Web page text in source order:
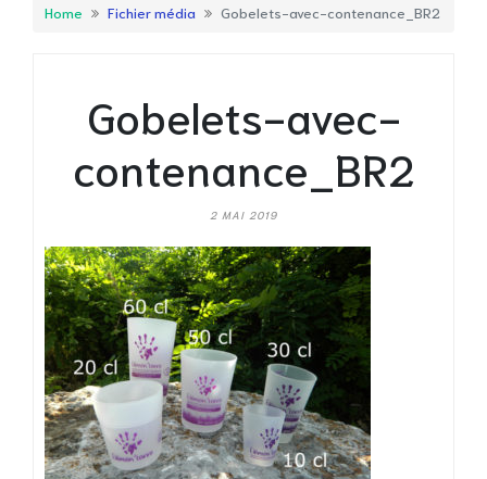
Home Fichier média Gobelets-avec-contenance_BR2
Gobelets-avec-
contenance_BR2
2 MAI 2019